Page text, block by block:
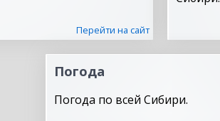
Перейти на сайт
Погода
Погода по всей Сибири.